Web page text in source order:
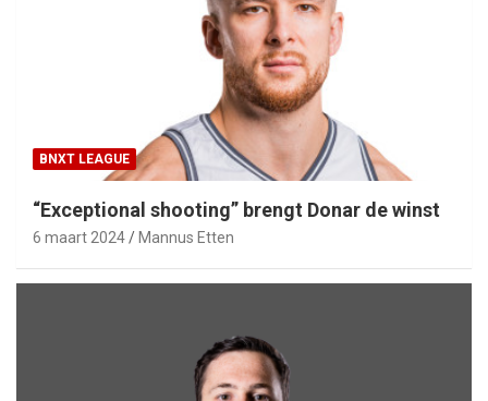
BNXT LEAGUE
“Exceptional shooting” brengt Donar de winst
6 maart 2024 Mannus Etten